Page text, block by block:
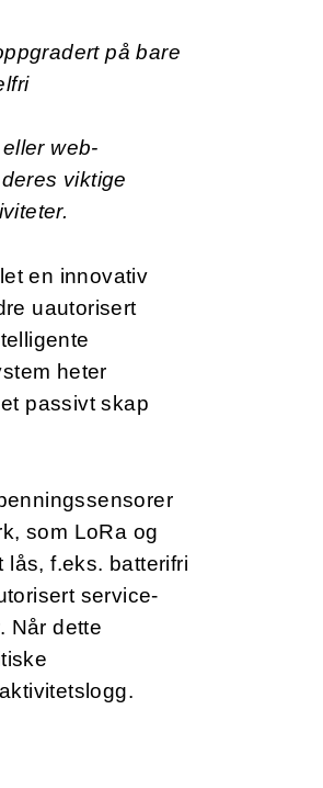
gradert på bare
web-
deres viktige
en innovativ
uautorisert
heter
passivt skap
som LoRa og
lås, f.eks. batterifri
service-
Når dette